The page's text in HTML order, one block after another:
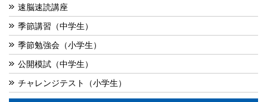
速脳速読講座
季節講習（中学生）
季節勉強会（小学生）
公開模試（中学生）
チャレンジテスト（小学生）